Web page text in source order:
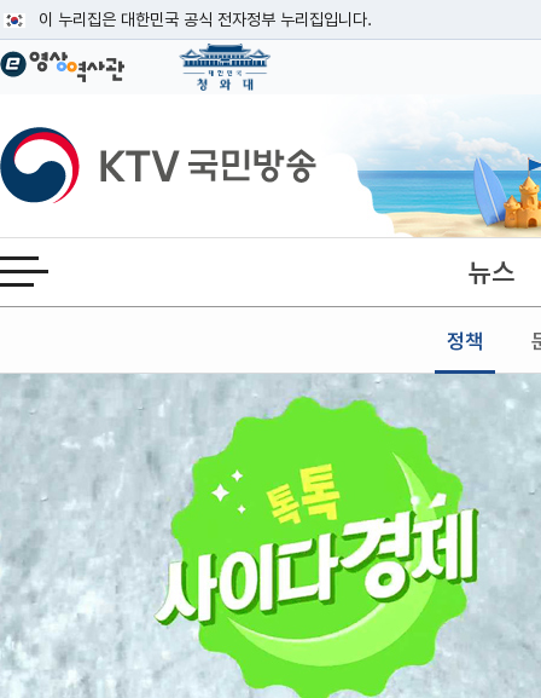
이 누리집은 대한민국 공식 전자정부 누리집입니다.
공식 누리집 주소 확인하기
이밖에 or.kr 또는 .kr등 다른 도메인 주소를 사용하고 있다면 아래 URL에서
운영중인 공식 누리집보기
KTV국민방송
전체메뉴 열기 뉴스
정책
본문